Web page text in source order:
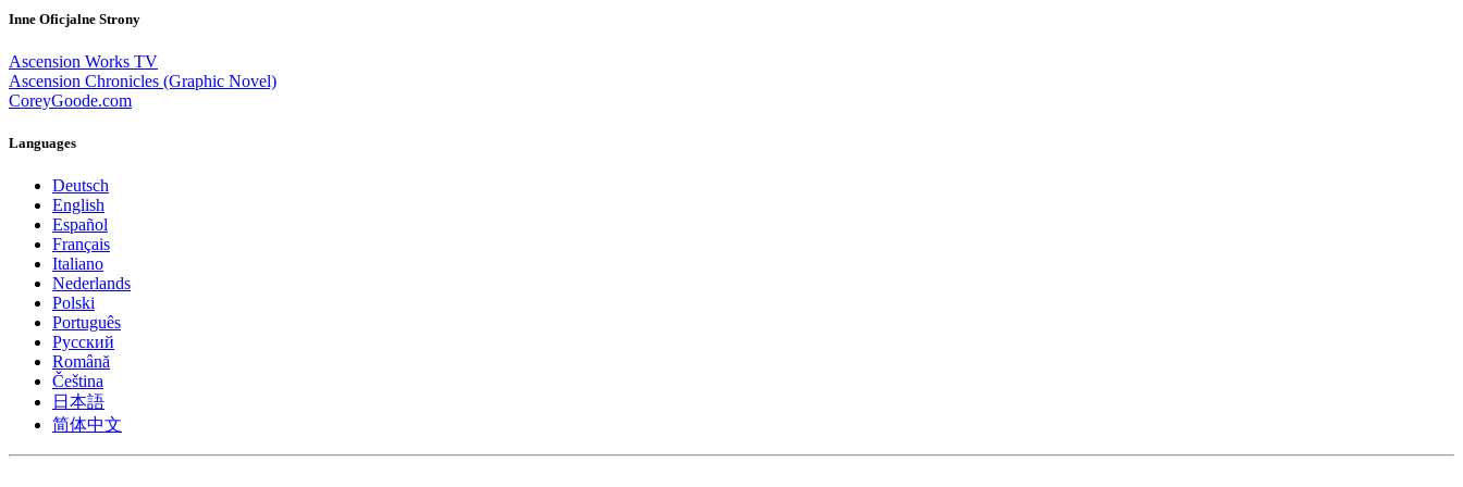
Inne Oficjalne Strony
Ascension Works TV
Ascension Chronicles (Graphic Novel)
CoreyGoode.com
Languages
Deutsch
English
Español
Français
Italiano
Nederlands
Polski
Português
Pусский
Română
Čeština
日本語
简体中文